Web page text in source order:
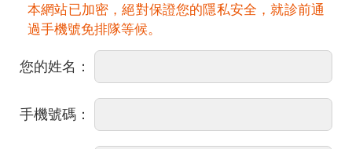
本網站已加密，絕對保證您的隱私安全，就診前通
過手機號免排隊等候。
您的姓名：
手機號碼：